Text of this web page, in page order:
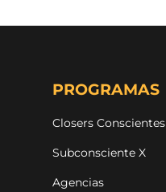
PROGRAMAS
Closers Conscientes
Subconsciente X
Agencias